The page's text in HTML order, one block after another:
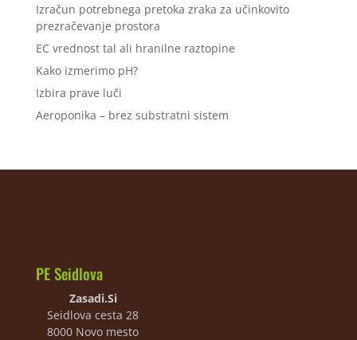
Izračun potrebnega pretoka zraka za učinkovito
prezračevanje prostora
EC vrednost tal ali hranilne raztopine
Kako izmerimo pH?
Izbira prave luči
Aeroponika – brez substratni sistem
PE Seidlova
Zasadi.Si
Seidlova cesta 28
8000 Novo mesto